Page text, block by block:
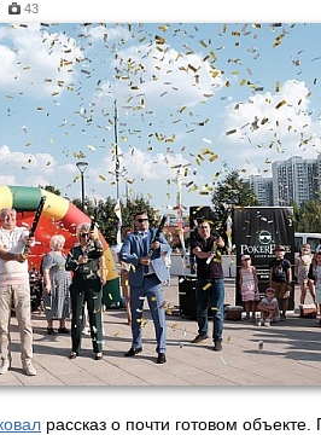
43
рассказ о почти готовом